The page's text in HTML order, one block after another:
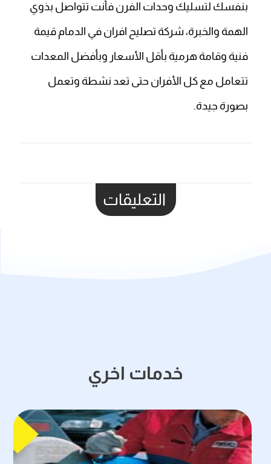
بنفسك لتسليك وحدات الفرن فأنت تتواصل بذوي
الهمة والخبرة، شركة تصليح افران في الدمام قيمة
فنية وقامة هرمية بأقل الأسعار وبأفضل المعدات
تتعامل مع كل الأفران حتى تعد نشطة وتعمل
بصورة جيدة.
التعليقات
خدمات اخري